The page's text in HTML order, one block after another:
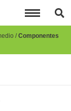
Componentes